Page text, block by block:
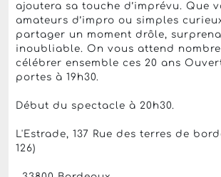
ajoutera sa touche d’imprévu. Que
amateurs d’impro ou simples
partager un moment drôle,
inoubliable. On vous attend
célébrer ensemble ces 20 ans
portes à 19h30.
Début du spectacle à 20h30.
L'Estrade, 137 Rue des terres de
126)